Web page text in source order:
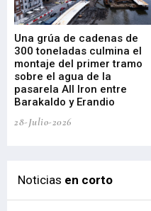
Una grúa de cadenas de
300 toneladas culmina el
montaje del primer tramo
sobre el agua de la
pasarela All Iron entre
Barakaldo y Erandio
28-Julio-2026
Noticias en corto